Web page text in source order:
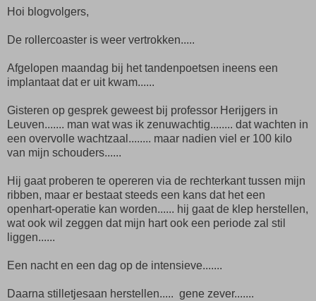
Hoi blogvolgers,
De rollercoaster is weer vertrokken.....
Afgelopen maandag bij het tandenpoetsen ineens een
implantaat dat er uit kwam......
Gisteren op gesprek geweest bij professor Herijgers in
Leuven....... man wat was ik zenuwachtig........ dat wachten in
een overvolle wachtzaal........ maar nadien viel er 100 kilo
van mijn schouders......
Hij gaat proberen te opereren via de rechterkant tussen mijn
ribben, maar er bestaat steeds een kans dat het een
openhart-operatie kan worden...... hij gaat de klep herstellen,
wat ook wil zeggen dat mijn hart ook een periode zal stil
liggen......
Een nacht en een dag op de intensieve.......
Daarna stilletjesaan herstellen..... gene zever.......